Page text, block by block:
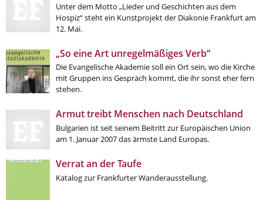
Unter dem Motto „Lieder und Geschichten aus dem
Hospiz“ steht ein Kunstprojekt der Diakonie Frankfurt am
12. Mai.
„So eine Art unregelmäßiges Verb“
Die Evangelische Akademie soll ein Ort sein, wo die Kirche
mit Gruppen ins Gespräch kommt, die ihr sonst eher fern
stehen.
Armut treibt Menschen nach Deutschland
Bulgarien ist seit seinem Beitritt zur Europäischen Union
am 1. Januar 2007 das ärmste Land Europas.
Verrat an der Taufe
Katalog zur Frankfurter Wanderausstellung.